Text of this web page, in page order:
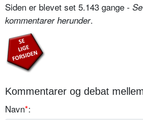
Siden er blevet set 5.143 gange -
kommentarer herunder.
Kommentarer og debat
Navn*: